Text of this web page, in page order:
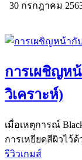
30 กรกฎาคม
การเผชิญห
วิเคราะห์)
เมื่อเหตุการณ์
การเหยียดสีผิวไว้
รีวิวเกมส์